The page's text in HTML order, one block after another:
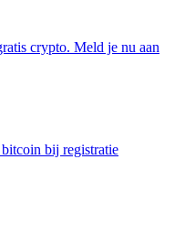
crypto. Meld je nu aan
bij registratie